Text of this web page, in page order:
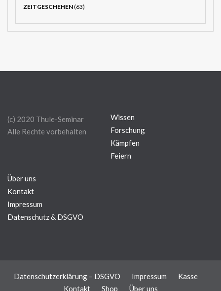
ZEITGESCHEHEN(63)
(c) 2020 Thule-Seminar
Alle Rechte vorbehalten
Wissen
Forschung
Kämpfen
Feiern
Über uns
Kontakt
Impressum
Datenschutz & DSGVO
Datenschutzerklärung – DSGVO Impressum
Kasse
Kontakt
Shop Über uns